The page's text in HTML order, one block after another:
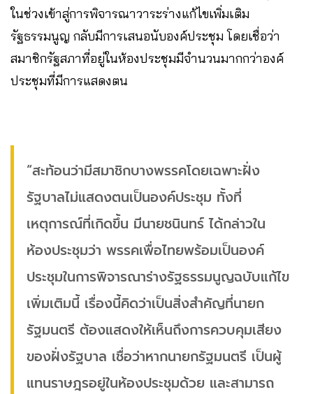
ในช่วงเข้าสู่การพิจารณาวาระร่างแก้ไขเพิ่มเติม
รัฐธรรมนูญ กลับมีการเสนอนับองค์ประชุม โดยเชื่อว่า
สมาชิกรัฐสภาที่อยู่ในห้องประชุมมีจำนวนมากกว่าองค์
ประชุมที่มีการแสดงตน
“สะท้อนว่ามีสมาชิกบางพรรคโดยเฉพาะฝั่ง
รัฐบาลไม่แสดงตนเป็นองค์ประชุม ทั้งที่
เหตุการณ์ที่เกิดขึ้น มีนายชนินทร์ ได้กล่าวใน
ห้องประชุมว่า พรรคเพื่อไทยพร้อมเป็นองค์
ประชุมในการพิจารณาร่างรัฐธรรมนูญฉบับแก้ไข
เพิ่มเติมนี้ เรื่องนี้คิดว่าเป็นสิ่งสำคัญที่นายก
รัฐมนตรี ต้องแสดงให้เห็นถึงการควบคุมเสียง
ของฝั่งรัฐบาล เชื่อว่าหากนายกรัฐมนตรี เป็นผู้
แทนราษฎรอยู่ในห้องประชุมด้วย และสามารถ